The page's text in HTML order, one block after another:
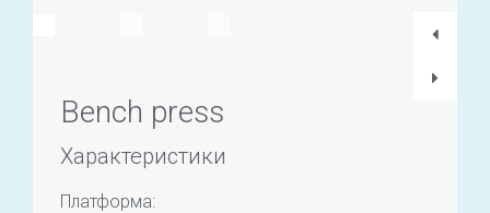
Bench press
Характеристики
Платформа: